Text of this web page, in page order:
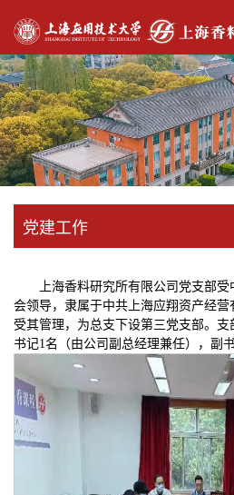
党建工作
上海香料研究所有限公司党支部
会领导，隶属于中共上海应翔资产经
受其管理，为总支下设第三党支部。
书记1名（由公司副总经理兼任），副